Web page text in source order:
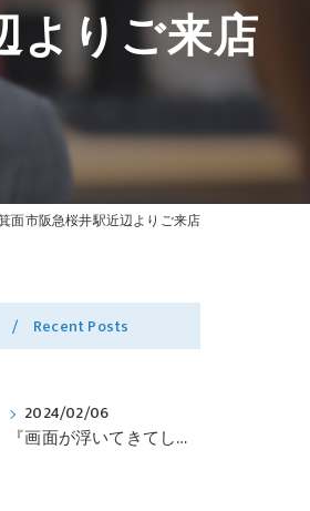
よりご来店
面市阪急桜井駅近辺よりご来店
Recent Posts
2024/02/06
『画面が浮いてきてしまったPixelも修理可能？』淀川区西三国よりバッテリー交換でご来店♪【Google Pixel5】